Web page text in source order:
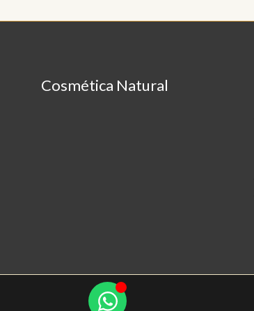
Cosmética Natural